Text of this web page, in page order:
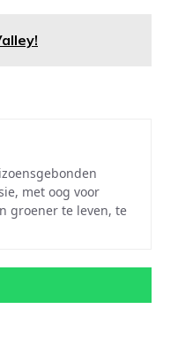
met oog voor
groener te leven, te